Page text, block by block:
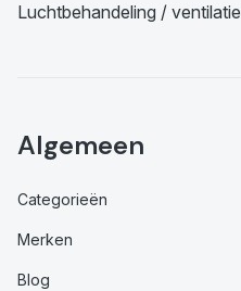
Luchtbehandeling / ventilatie
Algemeen
Categorieën
Merken
Blog